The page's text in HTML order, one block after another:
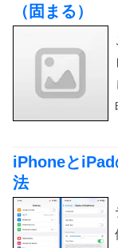
（固まる）
iPhoneとiPad
法